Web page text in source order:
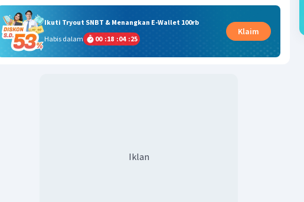
Ikuti Tryout SNBT & Menangkan E-Wallet 100rb
Habis dalam
00 :18 :04 :25
Klaim
Iklan